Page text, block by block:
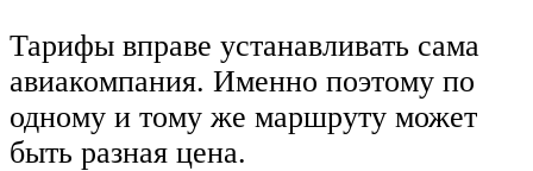
Тарифы вправе устанавливать сама
авиакомпания. Именно поэтому по
одному и тому же маршруту может
быть разная цена.